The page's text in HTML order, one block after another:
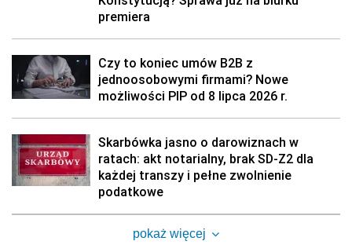
premiera
Czy to koniec umów B2B z
jednoosobowymi firmami? Nowe
możliwości PIP od 8 lipca 2026 r.
Skarbówka jasno o darowiznach w
ratach: akt notarialny, brak SD-Z2 dla
każdej transzy i pełne zwolnienie
podatkowe
pokaż więcej